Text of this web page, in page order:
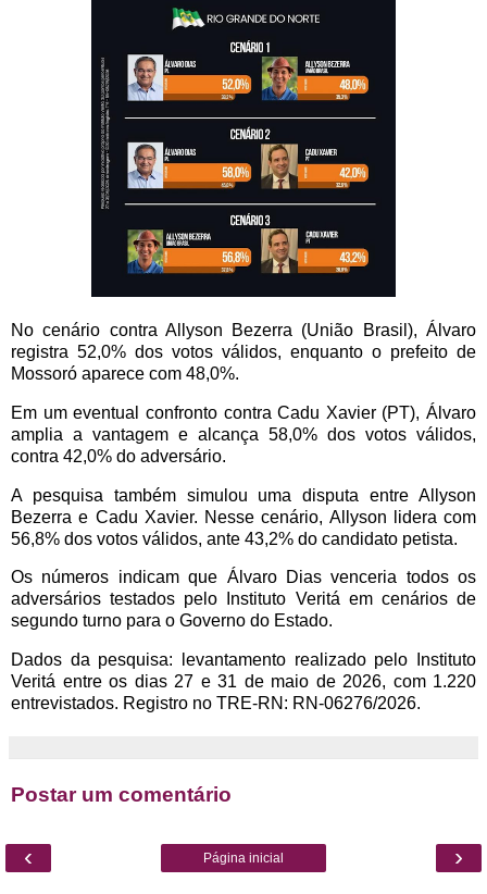
No cenário contra Allyson Bezerra (União Brasil), Álvaro
registra 52,0% dos votos válidos, enquanto o prefeito de
Mossoró aparece com 48,0%.
Em um eventual confronto contra Cadu Xavier (PT), Álvaro
amplia a vantagem e alcança 58,0% dos votos válidos,
contra 42,0% do adversário.
A pesquisa também simulou uma disputa entre Allyson
Bezerra e Cadu Xavier. Nesse cenário, Allyson lidera com
56,8% dos votos válidos, ante 43,2% do candidato petista.
Os números indicam que Álvaro Dias venceria todos os
adversários testados pelo Instituto Veritá em cenários de
segundo turno para o Governo do Estado.
Dados da pesquisa: levantamento realizado pelo Instituto
Veritá entre os dias 27 e 31 de maio de 2026, com 1.220
entrevistados. Registro no TRE-RN: RN-06276/2026.
Postar um comentário
‹ ›
Página inicial